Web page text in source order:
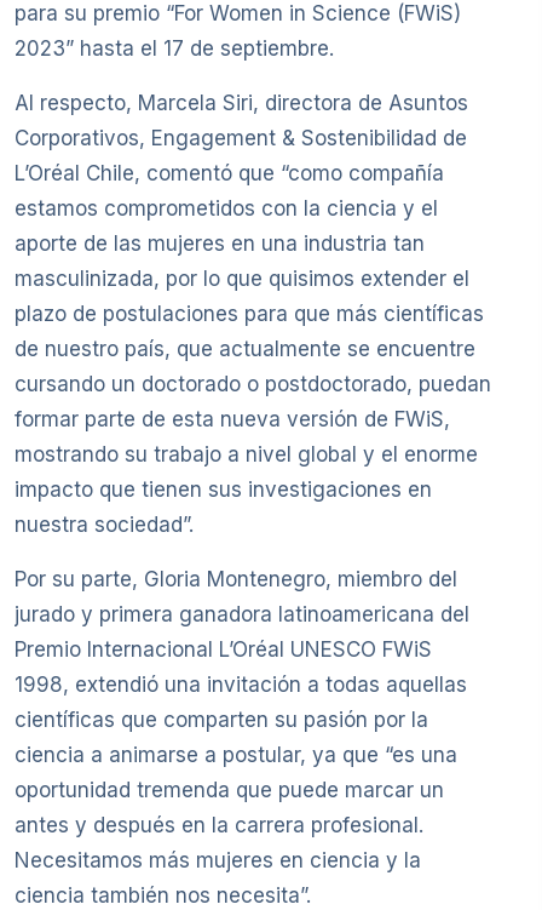
para su premio “For Women in Science (FWiS)
2023” hasta el 17 de septiembre.
Al respecto, Marcela Siri, directora de Asuntos
Corporativos, Engagement & Sostenibilidad de
L’Oréal Chile, comentó que “como compañía
estamos comprometidos con la ciencia y el
aporte de las mujeres en una industria tan
masculinizada, por lo que quisimos extender el
plazo de postulaciones para que más científicas
de nuestro país, que actualmente se encuentre
cursando un doctorado o postdoctorado, puedan
formar parte de esta nueva versión de FWiS,
mostrando su trabajo a nivel global y el enorme
impacto que tienen sus investigaciones en
nuestra sociedad”.
Por su parte, Gloria Montenegro, miembro del
jurado y primera ganadora latinoamericana del
Premio Internacional L’Oréal UNESCO FWiS
1998, extendió una invitación a todas aquellas
científicas que comparten su pasión por la
ciencia a animarse a postular, ya que “es una
oportunidad tremenda que puede marcar un
antes y después en la carrera profesional.
Necesitamos más mujeres en ciencia y la
ciencia también nos necesita”.